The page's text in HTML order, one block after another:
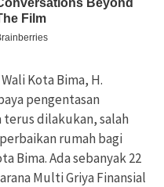
Wali Kota Bima, H.
pengentasan
terus dilakukan, salah
rumah bagi
Bima. Ada sebanyak 22
Multi Griya Finansial